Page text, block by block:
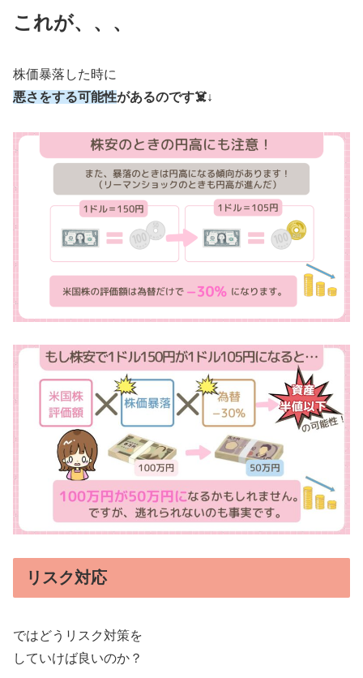
これが、、、
株価暴落した時に
悪さをする可能性があるのです☠️↓
リスク対応
ではどうリスク対策を
していけば良いのか？